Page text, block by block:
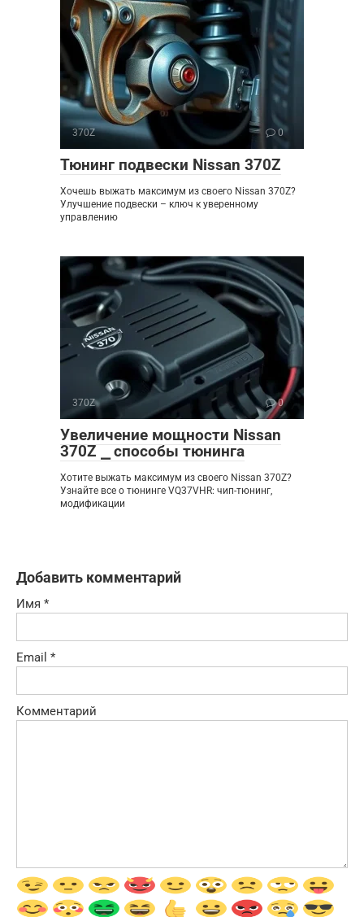
370Z 0
Тюнинг подвески Nissan 370Z
Хочешь выжать максимум из своего Nissan 370Z?
Улучшение подвески – ключ к уверенному
управлению
370Z 0
Увеличение мощности Nissan
370Z ⎯ способы тюнинга
Хотите выжать максимум из своего Nissan 370Z?
Узнайте все о тюнинге VQ37VHR: чип-тюнинг,
модификации
Добавить комментарий
Имя *
Email *
Комментарий